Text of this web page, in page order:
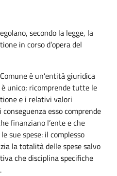
secondo la legge, la
in corso d’opera del
è un’entità giuridica
unico; ricomprende tutte le
e i relativi valori
esso comprende
finanziano l’ente e che
sue spese: il complesso
la totalità delle spese salvo
che disciplina specifiche